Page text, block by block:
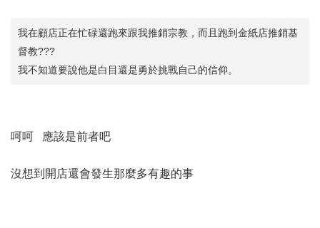
我在顧店正在忙碌還跑來跟我推銷宗教，而且跑到金紙店推銷基
督教???
我不知道要說他是白目還是勇於挑戰自己的信仰。
呵呵 應該是前者吧
沒想到開店還會發生那麼多有趣的事